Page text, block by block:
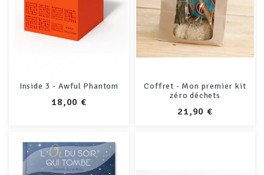
Inside 3 - Awful Phantom
PRIX
18,00 €
Coffret - Mon premier kit
zéro déchets
PRIX
21,90 €